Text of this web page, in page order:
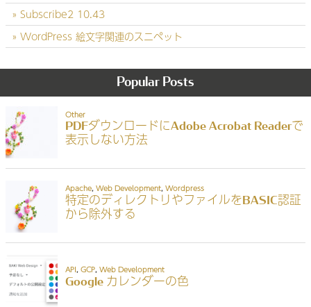
Subscribe2 10.43
WordPress 絵文字関連のスニペット
Popular Posts